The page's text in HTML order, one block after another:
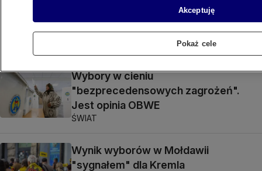
Władze Gruzji nie pogratulowały
Mołdawii. "Poczekamy, zobaczymy"
ŚWIAT
Wybory w cieniu
"bezprecedensowych zagrożeń".
Jest opinia OBWE
ŚWIAT
Wynik wyborów w Mołdawii
"sygnałem" dla Kremla
Akceptuję
Pokaż cele